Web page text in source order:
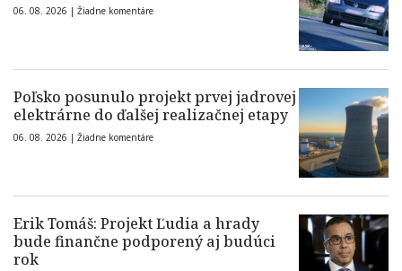
06. 08. 2026 | Žiadne komentáre
Poľsko posunulo projekt prvej jadrovej
elektrárne do ďalšej realizačnej etapy
06. 08. 2026 | Žiadne komentáre
Erik Tomáš: Projekt Ľudia a hrady
bude finančne podporený aj budúci
rok